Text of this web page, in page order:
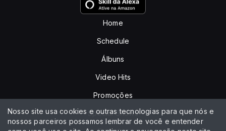
Home
Schedule
Álbuns
Video Hits
Promoções
Special Shows
Nosso site usa cookies e outras tecnologias para que nós e
nossos parceiros possamos lembrar de você e entender